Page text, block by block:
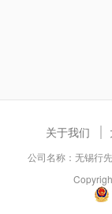
关于我们
公司名称：无锡行